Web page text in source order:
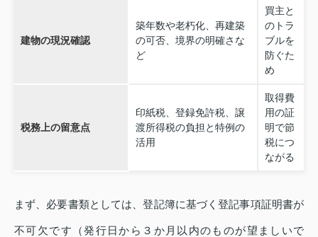
建物の現況確認
築年数や老朽化、再建築
の可否、境界の明確さな
ど
買主と
のトラ
ブルを
防ぐた
め
税務上の留意点
印紙税、登録免許税、譲
渡所得税の負担と特例の
活用
取得費
用の証
明で節
税につ
ながる
まず、必要書類としては、登記簿に基づく登記事項証明書が
不可欠です（発行日から３か月以内のものが望ましいで